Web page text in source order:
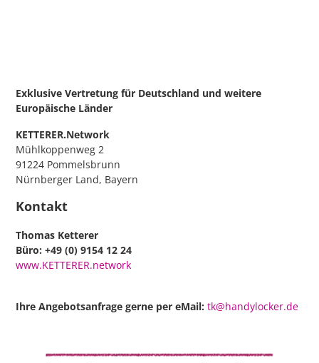
Exklusive Vertretung für Deutschland und weitere
Europäische Länder
KETTERER.Network
Mühlkoppenweg 2
91224 Pommelsbrunn
Nürnberger Land, Bayern
Kontakt
Thomas Ketterer
Büro: +49 (0) 9154 12 24
www.KETTERER.network
Ihre Angebotsanfrage gerne per eMail:tk@handylocker.de